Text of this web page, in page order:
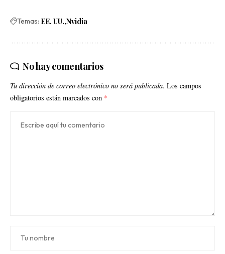
Temas: EE. UU. Nvidia
No hay comentarios
Tu dirección de correo electrónico no será publicada. Los campos
obligatorios están marcados con *